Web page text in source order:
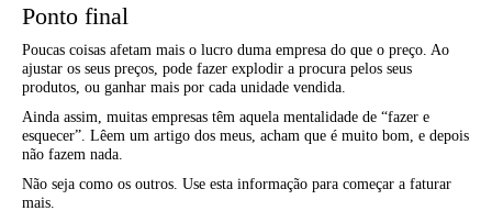
Ponto final
Poucas coisas afetam mais o lucro duma empresa do que o preço. Ao
ajustar os seus preços, pode fazer explodir a procura pelos seus
produtos, ou ganhar mais por cada unidade vendida.
Ainda assim, muitas empresas têm aquela mentalidade de “fazer e
esquecer”. Lêem um artigo dos meus, acham que é muito bom, e depois
não fazem nada.
Não seja como os outros. Use esta informação para começar a faturar
mais.